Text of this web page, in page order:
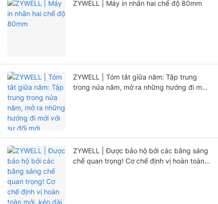
ZYWELL | Máy in nhãn hai chế độ 80mm
ZYWELL | Tóm tắt giữa năm: Tập trung
trong nửa năm, mở ra những hướng đi mới
ZYWELL | Được bảo hộ bởi các bằng sáng
chế quan trọng! Cơ chế định vị hoàn toàn